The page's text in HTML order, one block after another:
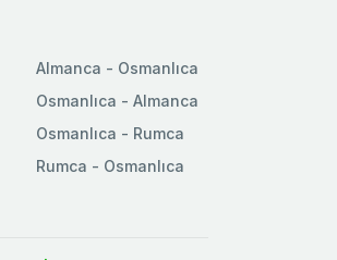
Almanca - Osmanlıca
Osmanlıca - Almanca
Osmanlıca - Rumca
Rumca - Osmanlıca